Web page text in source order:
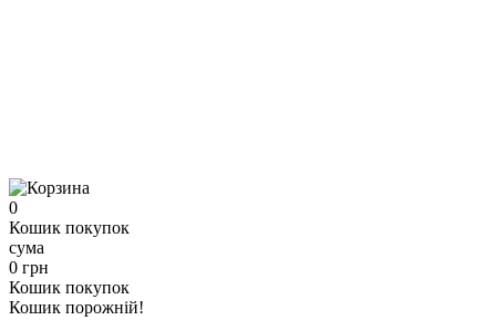
0
Кошик покупок
сума
0 грн
Кошик покупок
Кошик порожній!